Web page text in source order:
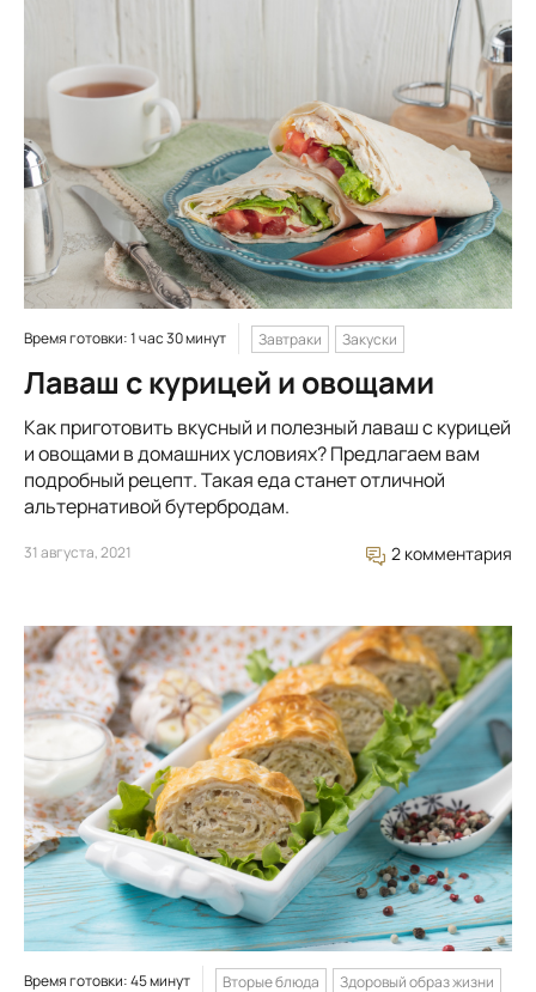
Время готовки: 1 час 30 минут Завтраки Закуски
Лаваш с курицей и овощами
Как приготовить вкусный и полезный лаваш с курицей
и овощами в домашних условиях? Предлагаем вам
подробный рецепт. Такая еда станет отличной
альтернативой бутербродам.
31 августа, 2021 2 комментария
Время готовки: 45 минут Вторые блюда Здоровый образ жизни